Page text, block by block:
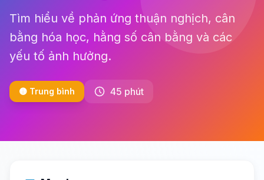
Tìm hiểu về phản ứng thuận nghịch, cân
bằng hóa học, hằng số cân bằng và các
yếu tố ảnh hưởng.
🟡 Trung bình 45 phút